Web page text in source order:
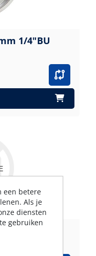
1/4"BU
1/2"BU
een betere
Als je
diensten
gebruiken